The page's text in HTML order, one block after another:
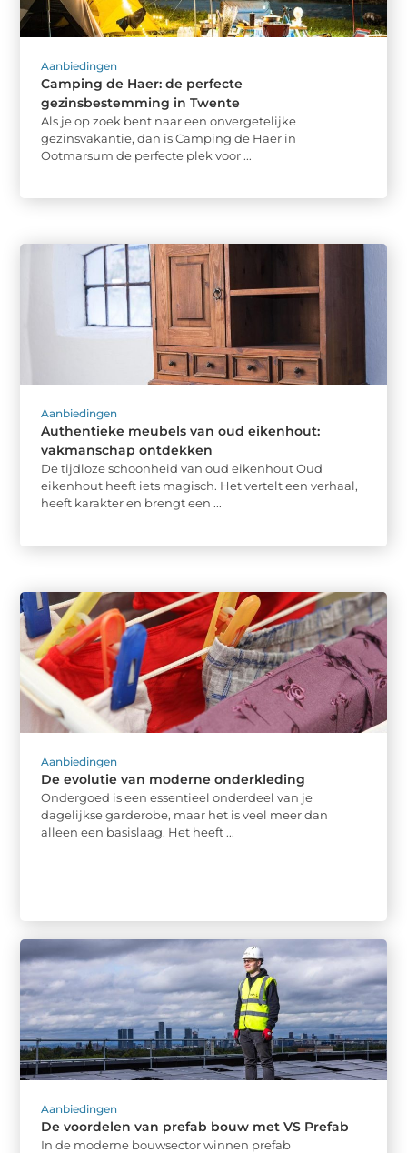
Aanbiedingen
Camping de Haer: de perfecte
gezinsbestemming in Twente
Als je op zoek bent naar een onvergetelijke
gezinsvakantie, dan is Camping de Haer in
Ootmarsum de perfecte plek voor ...
Aanbiedingen
Authentieke meubels van oud eikenhout:
vakmanschap ontdekken
De tijdloze schoonheid van oud eikenhout Oud
eikenhout heeft iets magisch. Het vertelt een verhaal,
heeft karakter en brengt een ...
Aanbiedingen
De evolutie van moderne onderkleding
Ondergoed is een essentieel onderdeel van je
dagelijkse garderobe, maar het is veel meer dan
alleen een basislaag. Het heeft ...
Aanbiedingen
De voordelen van prefab bouw met VS Prefab
In de moderne bouwsector winnen prefab